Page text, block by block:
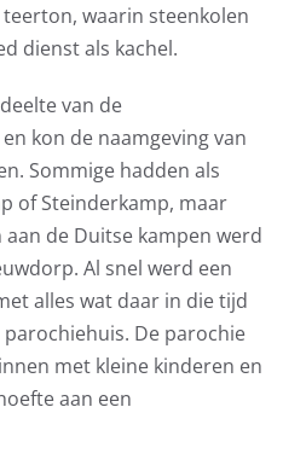
waarin steenkolen
dienst als kachel.
van de
kon de naamgeving van
Sommige hadden als
of Steinderkamp, maar
de Duitse kampen werd
Al snel werd een
alles wat daar in die tijd
De parochie
met kleine kinderen en
aan een